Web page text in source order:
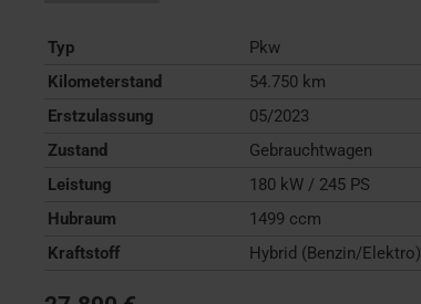
Typ
Pkw
Kilometerstand
54.750 km
Erstzulassung
05/2023
Zustand
Gebrauchtwagen
Leistung
180 kW / 245 PS
Hubraum
1499 ccm
Kraftstoff
Hybrid (Benzin/Elektro)